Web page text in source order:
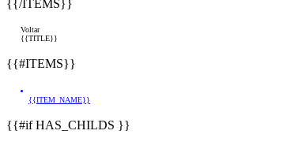
{{/ITEMS}}
Voltar
{{TITLE}}
{{#ITEMS}}
{{ITEM_NAME}}
{{#if HAS_CHILDS }}